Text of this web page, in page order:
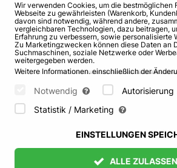
Wir verwenden Cookies, um die bestmöglichen
Webseite zu gewährleisten (Warenkorb,
davon sind notwendig, während andere,
vergleichbaren Technologien, dazu beitragen,
Erfahrung zu verbessern, sowie personalisierte
Zu Marketingzwecken können diese Daten an
Suchmaschinen, soziale Netzwerke oder
weitergegeben werden.
Weitere Informationen, einschließlich der
Bitte wählen Sie unten aus, welche Cookies
und bestätigen Sie durch Klicken auf
akzeptieren Sie alle Cookies durch Klicken auf
Notwendig
Autorisierung
Statistik / Marketing
EINSTELLUNGEN
ALLE ZULASSEN